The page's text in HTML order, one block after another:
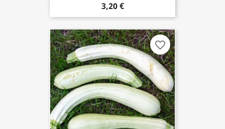
3,20 €
favorite_border